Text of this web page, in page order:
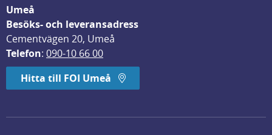
Umeå
Besöks- och leveransadress
Cementvägen 20, Umeå
Telefon: 090-10 66 00
Hitta till FOI Umeå